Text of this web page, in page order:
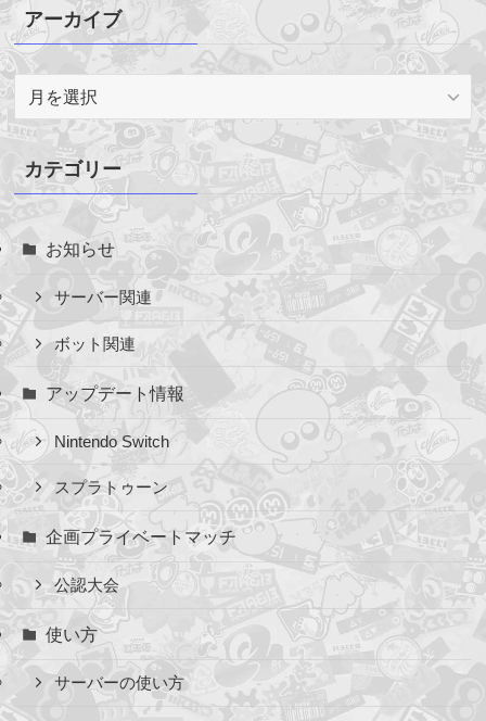
アーカイブ
カ
イ
ブ
カテゴリー
お知らせ
サーバー関連
ボット関連
アップデート情報
Nintendo Switch
スプラトゥーン
企画プライベートマッチ
公認大会
使い方
サーバーの使い方